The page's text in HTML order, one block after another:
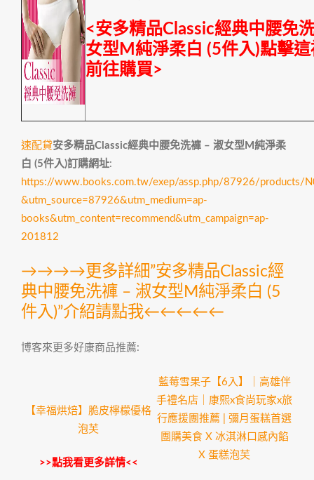
<安多精品Classic經典中腰免
女型M純淨柔白 (5件入)點擊
前往購買>
速配貸安多精品Classic經典中腰免洗褲 – 淑女型M純淨柔
白 (5件入)訂購網址:
https://www.books.com.tw/exep/assp.php/87926/products/
&utm_source=87926&utm_medium=ap-
books&utm_content=recommend&utm_campaign=ap-
201812
→→→→更多詳細”安多精品Classic經
典中腰免洗褲 – 淑女型M純淨柔白 (5
件入)”介紹請點我←←←←←
博客來更多好康商品推薦:
【幸福烘焙】脆皮檸檬優格
泡芙
>>點我看更多詳情<<
藍莓雪果子【6入】｜高雄伴
手禮名店｜康熙x食尚玩家x旅
行應援團推薦 | 彌月蛋糕首選
團購美食 X 冰淇淋口感內餡
X 蛋糕泡芙